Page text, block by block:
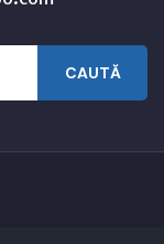
CAUTĂ